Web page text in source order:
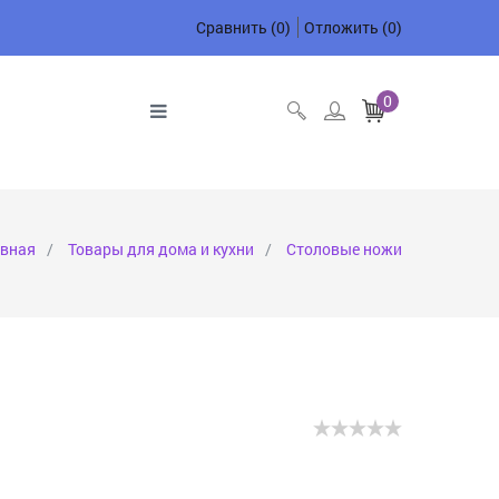
Сравнить (0) Отложить (0)
0
Товары для дома и кухни Столовые ножи